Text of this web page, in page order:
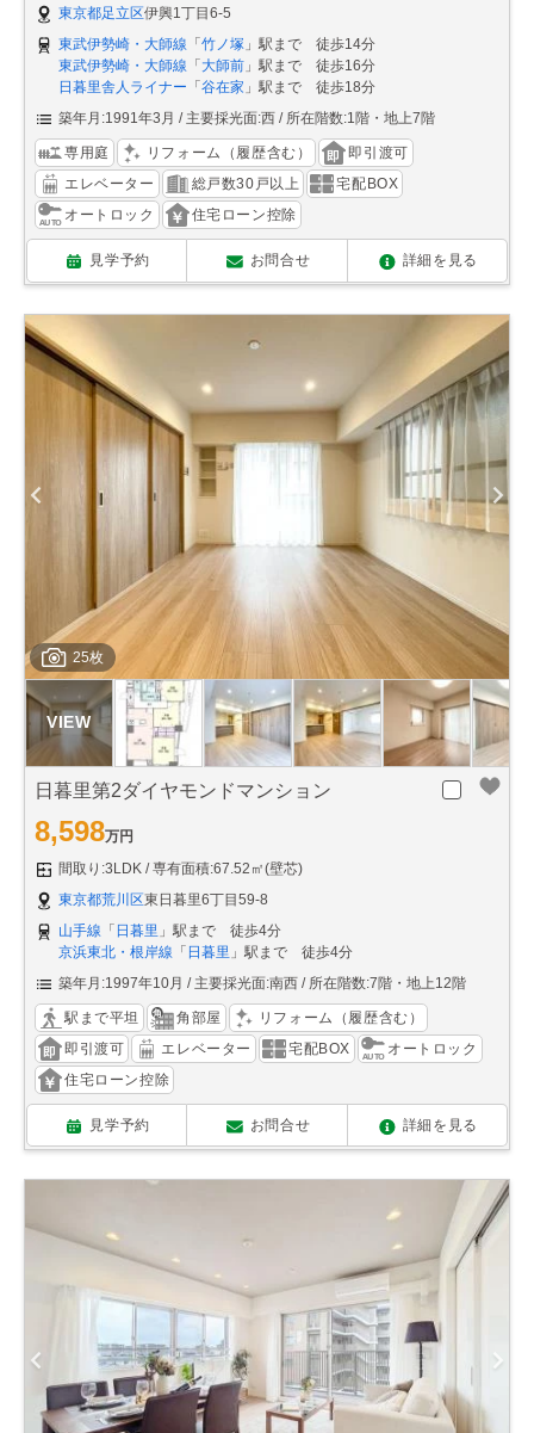
東京都足立区伊興1丁目6-5
東武伊勢崎・大師線 「 竹ノ塚 」駅まで 徒歩14分
東武伊勢崎・大師線 「 大師前 」駅まで 徒歩16分
日暮里舎人ライナー 「 谷在家 」駅まで 徒歩18分
築年月:1991年3月
主要採光面:西 所在階数:1階・地上7階
専用庭 リフォーム（履歴含む）
即引渡可
エレベーター
総戸数30戸以上
宅配BOX
オートロック
住宅ローン控除
見学予約 お問合せ 詳細を見る
25枚
日暮里第2ダイヤモンドマンション
8,598万円
間取り:3LDK
専有面積:67.52㎡(壁芯)
東京都荒川区東日暮里6丁目59-8
山手線 「 日暮里 」駅まで 徒歩4分
京浜東北・根岸線 「 日暮里 」駅まで 徒歩4分
築年月:1997年10月
主要採光面:南西 所在階数:7階・地上12階
駅まで平坦 角部屋
リフォーム（履歴含む）
即引渡可
エレベーター 宅配BOX
オートロック
住宅ローン控除
見学予約 お問合せ 詳細を見る